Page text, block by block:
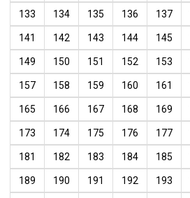
133 134 135 136 137
141 142 143 144 145
149 150 151 152 153
157 158 159 160 161
165 166 167 168 169
173 174 175 176 177
181 182 183 184 185
189 190 191 192 193